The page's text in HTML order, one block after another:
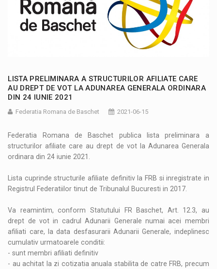
LISTA PRELIMINARA A STRUCTURILOR AFILIATE CARE
AU DREPT DE VOT LA ADUNAREA GENERALA ORDINARA
DIN 24 IUNIE 2021
Federatia Romana de Baschet 2021-06-15
Federatia Romana de Baschet publica lista preliminara a
structurilor afiliate care au drept de vot la Adunarea Generala
ordinara din 24 iunie 2021.
Lista cuprinde structurile afiliate definitiv la FRB si inregistrate in
Registrul Federatiilor tinut de Tribunalul Bucuresti in 2017.
Va reamintim, conform Statutului FR Baschet, Art. 12.3, au
drept de vot in cadrul Adunarii Generale numai acei membri
afiliati care, la data desfasurarii Adunarii Generale, indeplinesc
cumulativ urmatoarele conditii:
- sunt membri afiliati definitiv
- au achitat la zi cotizatia anuala stabilita de catre FRB, precum